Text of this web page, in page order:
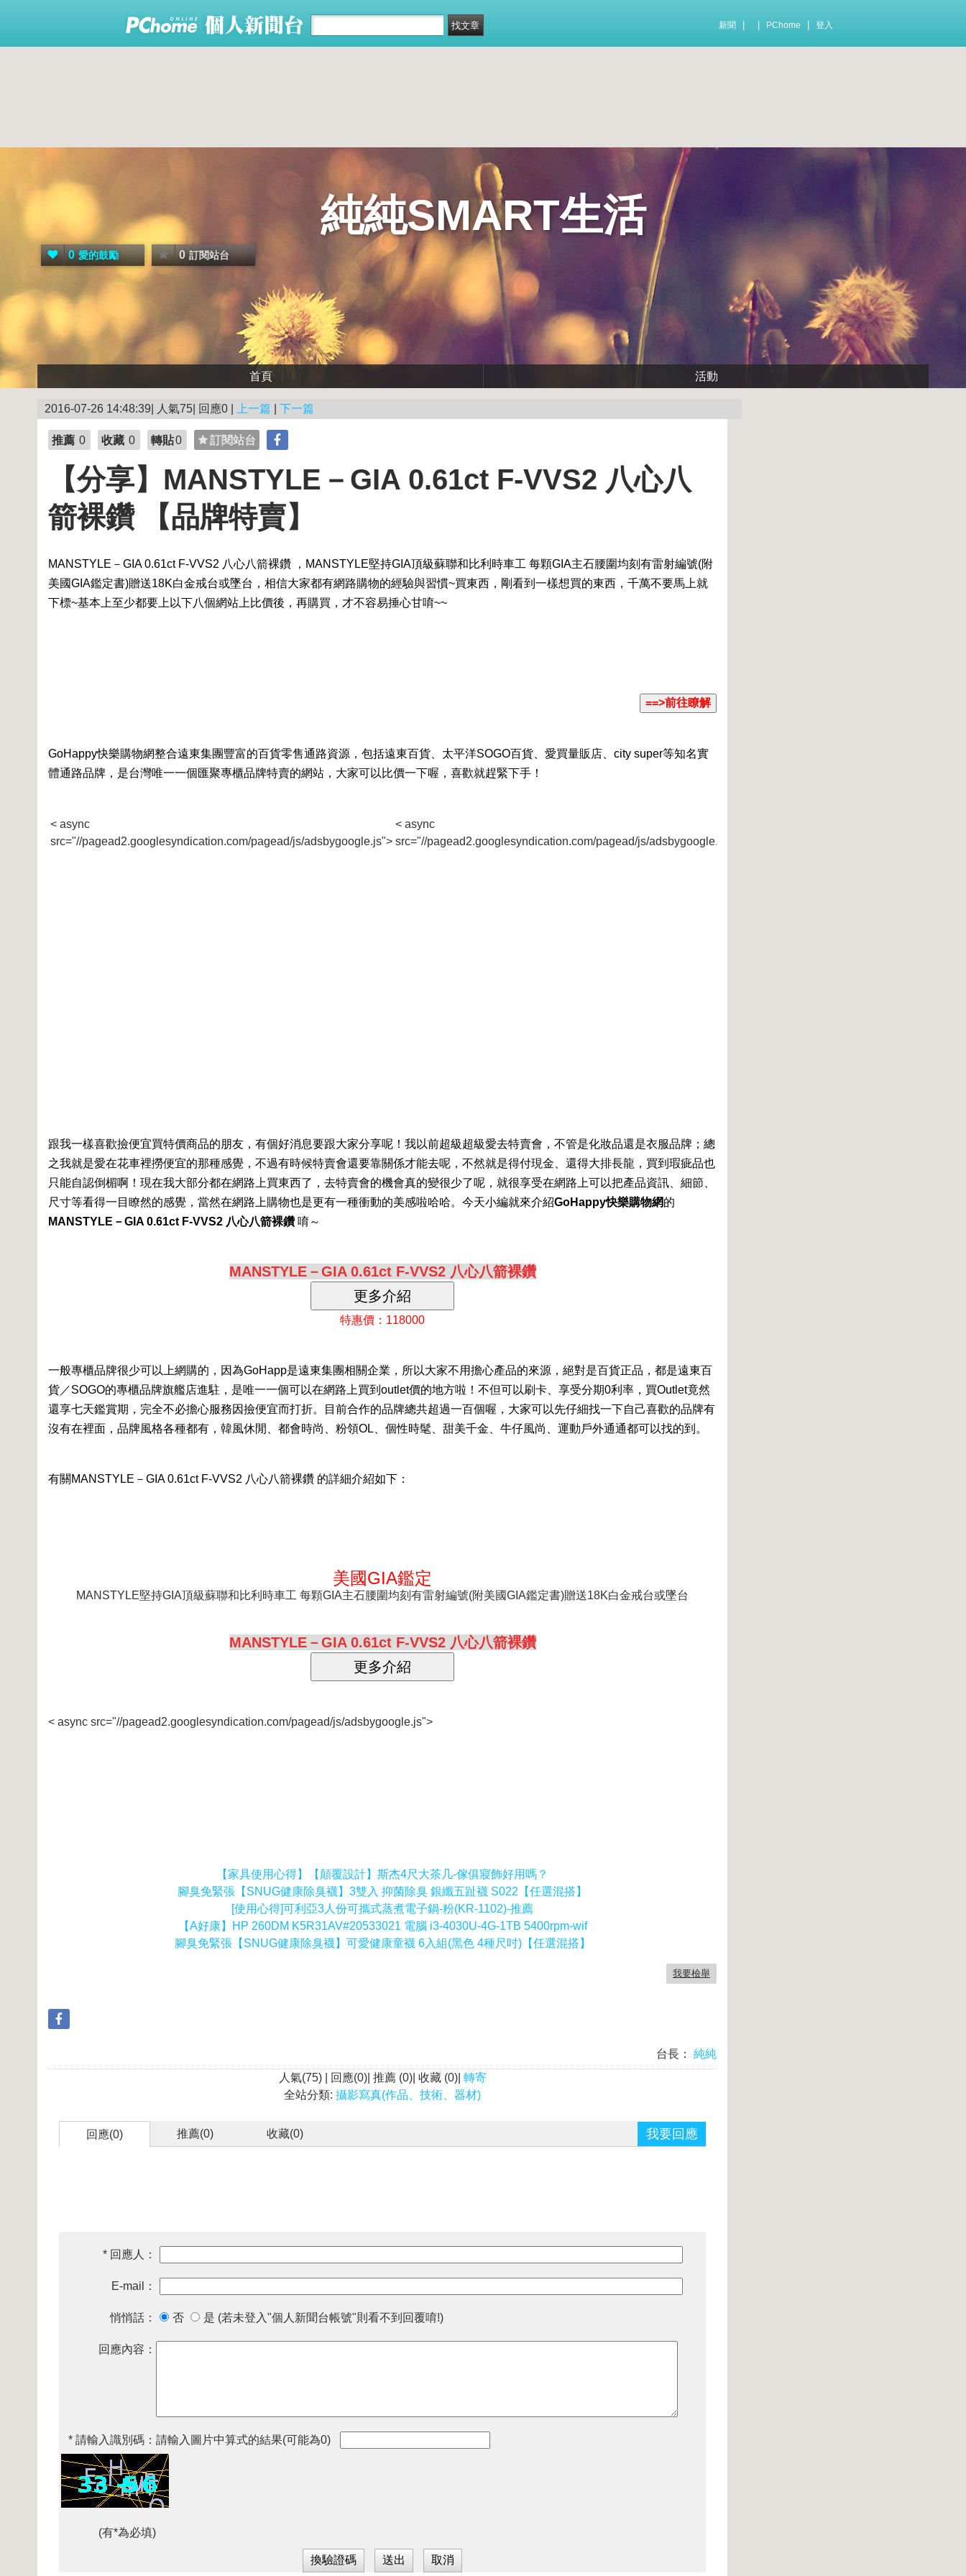
新聞 PChome 登入
純純SMART生活
0 愛的鼓勵 0 訂閱站台
首頁 活動
2016-07-26 14:48:39| 人氣75| 回應0 | 上一篇 下一篇
推薦 0 收藏 0 轉貼0 訂閱站台
【分享】MANSTYLE－GIA 0.61ct F-VVS2 八心八
箭裸鑽 【品牌特賣】
MANSTYLE－GIA 0.61ct F-VVS2 八心八箭裸鑽 ，MANSTYLE堅持GIA頂級蘇聯和比利時車工 每顆GIA主石腰圍均刻有雷射編號(附
美國GIA鑑定書)贈送18K白金戒台或墜台，相信大家都有網路購物的經驗與習慣~買東西，剛看到一樣想買的東西，千萬不要馬上就
下標~基本上至少都要上以下八個網站上比價後，再購買，才不容易捶心甘唷~~
GoHappy快樂購物網整合遠東集團豐富的百貨零售通路資源，包括遠東百貨、太平洋SOGO百貨、愛買量販店、city super等知名實
體通路品牌，是台灣唯一一個匯聚專櫃品牌特賣的網站，大家可以比價一下喔，喜歡就趕緊下手！
< async
src="//pagead2.googlesyndication.com/pagead/js/adsbygoogle.js">
< async
src="//pagead2.googlesyndication.com/pagead/js/adsbygoogle.js">
跟我一樣喜歡撿便宜買特價商品的朋友，有個好消息要跟大家分享呢！我以前超級超級愛去特賣會，不管是化妝品還是衣服品牌；總
之我就是愛在花車裡撈便宜的那種感覺，不過有時候特賣會還要靠關係才能去呢，不然就是得付現金、還得大排長龍，買到瑕疵品也
只能自認倒楣啊！現在我大部分都在網路上買東西了，去特賣會的機會真的變很少了呢，就很享受在網路上可以把產品資訊、細節、
尺寸等看得一目瞭然的感覺，當然在網路上購物也是更有一種衝動的美感啦哈哈。今天小編就來介紹GoHappy快樂購物網的
MANSTYLE－GIA 0.61ct F-VVS2 八心八箭裸鑽 唷～
MANSTYLE－GIA 0.61ct F-VVS2 八心八箭裸鑽
特惠價：118000
一般專櫃品牌很少可以上網購的，因為GoHapp是遠東集團相關企業，所以大家不用擔心產品的來源，絕對是百貨正品，都是遠東百
貨／SOGO的專櫃品牌旗艦店進駐，是唯一一個可以在網路上買到outlet價的地方啦！不但可以刷卡、享受分期0利率，買Outlet竟然
還享七天鑑賞期，完全不必擔心服務因撿便宜而打折。目前合作的品牌總共超過一百個喔，大家可以先仔細找一下自己喜歡的品牌有
沒有在裡面，品牌風格各種都有，韓風休閒、都會時尚、粉領OL、個性時髦、甜美千金、牛仔風尚、運動戶外通通都可以找的到。
有關MANSTYLE－GIA 0.61ct F-VVS2 八心八箭裸鑽 的詳細介紹如下：
美國GIA鑑定
MANSTYLE堅持GIA頂級蘇聯和比利時車工 每顆GIA主石腰圍均刻有雷射編號(附美國GIA鑑定書)贈送18K白金戒台或墜台
MANSTYLE－GIA 0.61ct F-VVS2 八心八箭裸鑽
< async src="//pagead2.googlesyndication.com/pagead/js/adsbygoogle.js">
【家具使用心得】【顛覆設計】斯杰4尺大茶几-傢俱寢飾好用嗎？
腳臭免緊張【SNUG健康除臭襪】3雙入 抑菌除臭 銀纖五趾襪 S022【任選混搭】
[使用心得]可利亞3人份可攜式蒸煮電子鍋-粉(KR-1102)-推薦
【A好康】HP 260DM K5R31AV#20533021 電腦 i3-4030U-4G-1TB 5400rpm-wif
腳臭免緊張【SNUG健康除臭襪】可愛健康童襪 6入組(黑色 4種尺吋)【任選混搭】
我要檢舉
台長：
純純
人氣(75) | 回應(0)| 推薦 (0)| 收藏 (0)| 轉寄
全站分類: 攝影寫真(作品、技術、器材)
回應(0) 推薦(0) 收藏(0) 我要回應
* 回應人：
E-mail：
悄悄話： 否 是 (若未登入"個人新聞台帳號"則看不到回覆唷!)
回應內容：
* 請輸入識別碼： 請輸入圖片中算式的結果(可能為0)
(有*為必填)